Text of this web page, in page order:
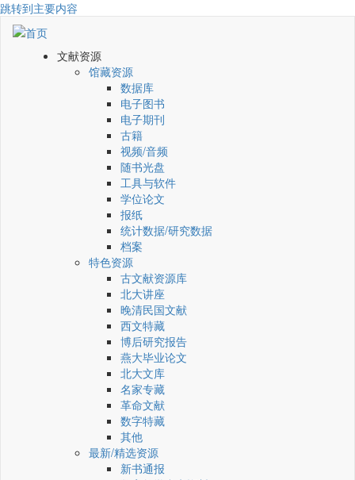
跳转到主要内容
文献资源
馆藏资源
数据库
电子图书
电子期刊
古籍
视频/音频
随书光盘
工具与软件
学位论文
报纸
统计数据/研究数据
档案
特色资源
古文献资源库
北大讲座
晚清民国文献
西文特藏
博后研究报告
燕大毕业论文
北大文库
名家专藏
革命文献
数字特藏
其他
最新/精选资源
新书通报